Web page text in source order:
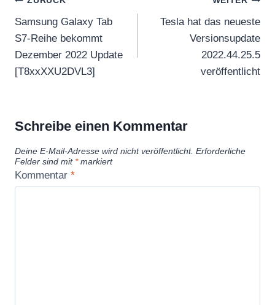
Samsung Galaxy Tab
S7-Reihe bekommt
Dezember 2022 Update
[T8xxXXU2DVL3]
Tesla hat das neueste
Versionsupdate
2022.44.25.5
veröffentlicht
Schreibe einen Kommentar
Deine E-Mail-Adresse wird nicht veröffentlicht. Erforderliche
Felder sind mit *markiert
Kommentar *